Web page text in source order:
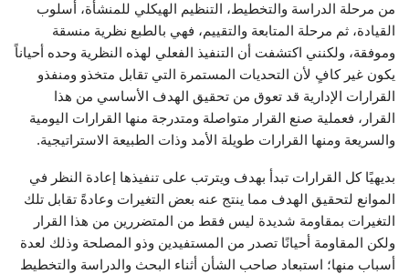
من مرحلة الدراسة والتخطيط، التنظيم الهيكلي للمنشأة، أسلوب
القيادة، ثم مرحلة المتابعة والتقييم، فهي بالطبع نظرية منسقة
وموفقة، ولكنني اكتشفت أن التنفيذ الفعلي لهذه النظرية وحده أحياناً
يكون غير كافٍ لأن التحديات المستمرة التي تقابل متخذو ومنفذو
القرارات الإدارية قد تعوق من تحقيق الهدف الأساسي من هذا
القرار، فعملية صنع القرار متواصلة ومتدرجة منها القرارات اليومية
والسريعة ومنها القرارات طويلة الأمد وذات الطبيعة الاستراتيجية.
بديهيًا كل القرارات تبدأ بهدف ويترتب على تنفيذها إعادة النظر في
الموانع لتحقيق الهدف مما ينتج عنه بعض التغيرات وعادةً تقابل تلك
التغيرات بمقاومة شديدة ليس فقط من المتضررين من هذا القرار
ولكن المقاومة أحيانًا تصدر من المستفيدين وذو المصلحة وذلك لعدة
أسباب منها؛ استبعاد صاحب الشأن أثناء البحث والدراسة والتخطيط